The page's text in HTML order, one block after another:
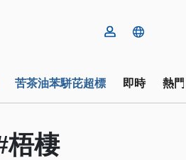
苦茶油苯駢芘超標 即時 熱
梧棲